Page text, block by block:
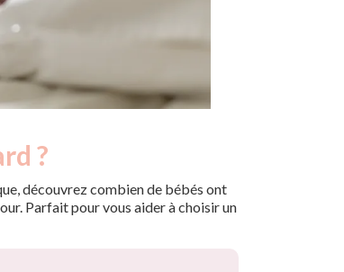
?
découvrez combien de bébés ont
Parfait pour vous aider à choisir un